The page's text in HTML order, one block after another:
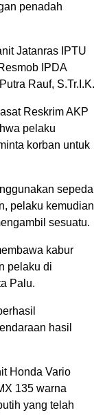
penadah
Jatanras IPTU
IPDA
Rauf, S.Tr.I.K.
Reskrim AKP
pelaku
korban untuk
sepeda
pelaku kemudian
sesuatu.
kabur
pelaku di
Palu.
hasil
Honda Vario
135 warna
yang telah